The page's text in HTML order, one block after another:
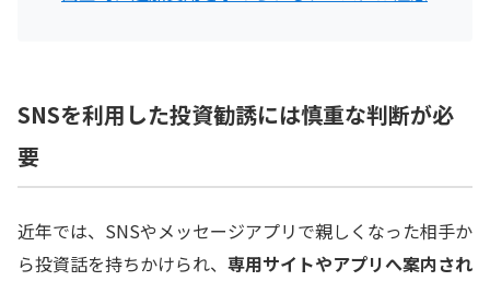
SNSを利用した投資勧誘には慎重な判断が必
要
近年では、SNSやメッセージアプリで親しくなった相手か
ら投資話を持ちかけられ、 専用サイトやアプリへ案内され